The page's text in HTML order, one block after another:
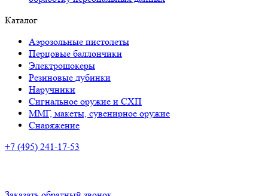
Каталог
Аэрозольные пистолеты
Перцовые баллончики
Электрошокеры
Резиновые дубинки
Наручники
Сигнальное оружие и СХП
ММГ, макеты, сувенирное оружие
Снаряжение
+7 (495) 241-17-53